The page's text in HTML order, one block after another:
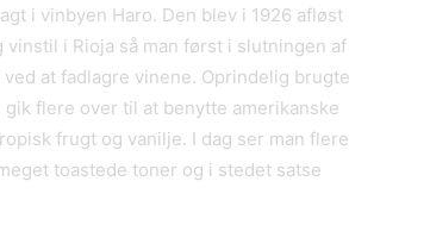
i vinbyen Haro. Den blev i 1926 afløst
i Rioja så man først i slutningen af
at fadlagre vinene. Oprindelig brugte
flere over til at benytte amerikanske
frugt og vanilje. I dag ser man flere
toastede toner og i stedet satse